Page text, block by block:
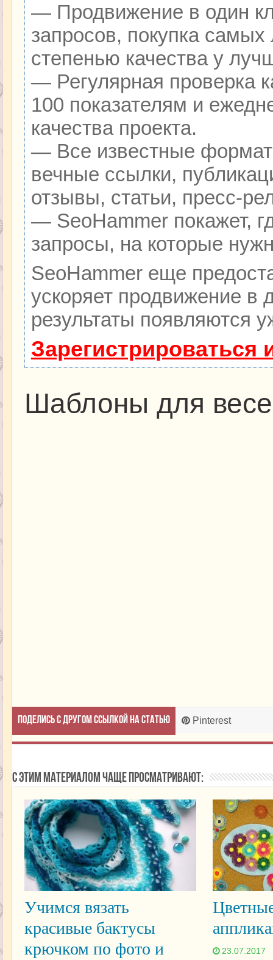
— Продвижение в один
запросов, покупка
степенью качества у
— Регулярная проверка
100 показателям и
качества проекта.
— Все известные
вечные ссылки,
отзывы, статьи, пресс-
— SeoHammer покажет,
запросы, на которые
SeoHammer еще
ускоряет продвижение в
результаты появляются
Шаблоны для
Поделись с другом ссылкой на статью Pinterest
С этим материалом чаще просматривают:
Учимся вязать
красивые бактусы
крючком по фото и
23.07.2017